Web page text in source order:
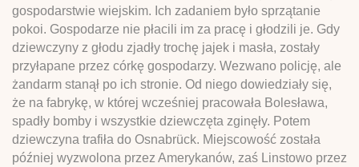
gospodarstwie wiejskim. Ich zadaniem było sprzątanie
pokoi. Gospodarze nie płacili im za pracę i głodzili je. Gdy
dziewczyny z głodu zjadły trochę jajek i masła, zostały
przyłapane przez córkę gospodarzy. Wezwano policję, ale
żandarm stanął po ich stronie. Od niego dowiedziały się,
że na fabrykę, w której wcześniej pracowała Bolesława,
spadły bomby i wszystkie dziewczęta zginęły. Potem
dziewczyna trafiła do Osnabrück. Miejscowość została
później wyzwolona przez Amerykanów, zaś Linstowo przez